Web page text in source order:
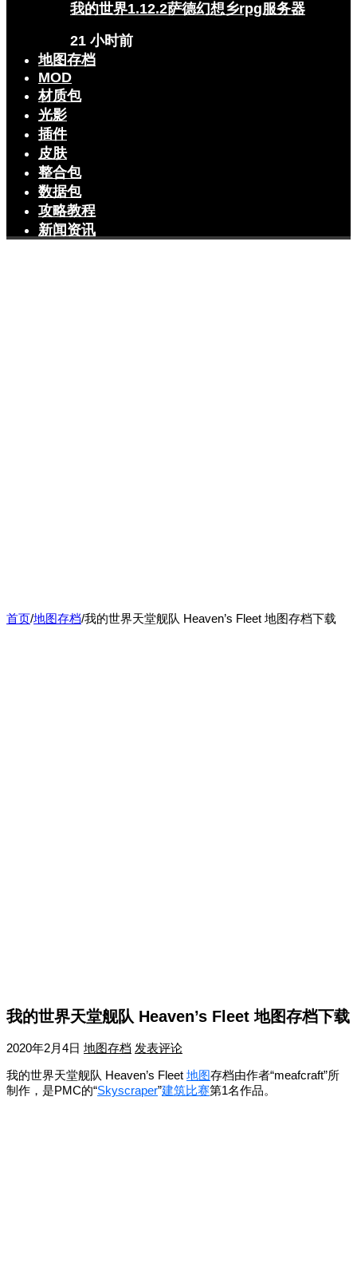
我的世界1.12.2萨德幻想乡rpg服务器
21 小时前
地图存档
MOD
材质包
光影
插件
皮肤
整合包
数据包
攻略教程
新闻资讯
首页/地图存档/我的世界天堂舰队 Heaven’s Fleet 地图存档下载
我的世界天堂舰队 Heaven’s Fleet 地图存档下载
2020年2月4日 地图存档 发表评论
我的世界天堂舰队 Heaven’s Fleet 地图存档由作者“meafcraft”所
制作，是PMC的“Skyscraper”建筑比赛第1名作品。